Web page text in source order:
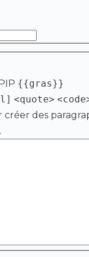
{{gras}}
<quote>
créer des